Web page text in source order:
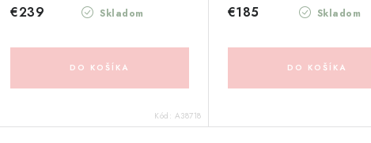
Skladom
€239
DO KOŠÍKA
Kód: A38718
Skladom
€185
DO KOŠÍKA